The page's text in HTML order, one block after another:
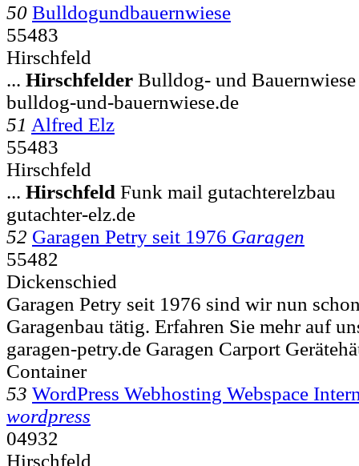
50 Bulldogundbauernwiese
55483
Hirschfeld
... Hirschfelder Bulldog- und
bulldog-und-bauernwiese.de
51 Alfred Elz
55483
Hirschfeld
... Hirschfeld Funk mail gutachterelzbau
gutachter-elz.de
52 Garagen Petry seit 1976 Garagen
55482
Dickenschied
Garagen Petry seit 1976 sind wir nun
Garagenbau tätig. Erfahren Sie mehr auf
garagen-petry.de Garagen Carport
Container
53 WordPress Webhosting Webspace
wordpress
04932
Hirschfeld